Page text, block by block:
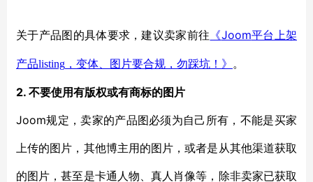
关于产品图的具体要求，建议卖家前往 《Joom平台上架
产品listing ，变体、图片要合规，勿踩坑！》 。
2. 不要使用有版权或有商标的图片
Joom规定，卖家的产品图必须为自己所有，不能是买家
上传的图片，其他博主用的图片，或者是从其他渠道获取
的图片，甚至是卡通人物、真人肖像等，除非卖家已获取